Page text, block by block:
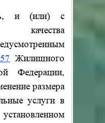
и (или) с
Жилищного
Федерации,
размера
услуги в